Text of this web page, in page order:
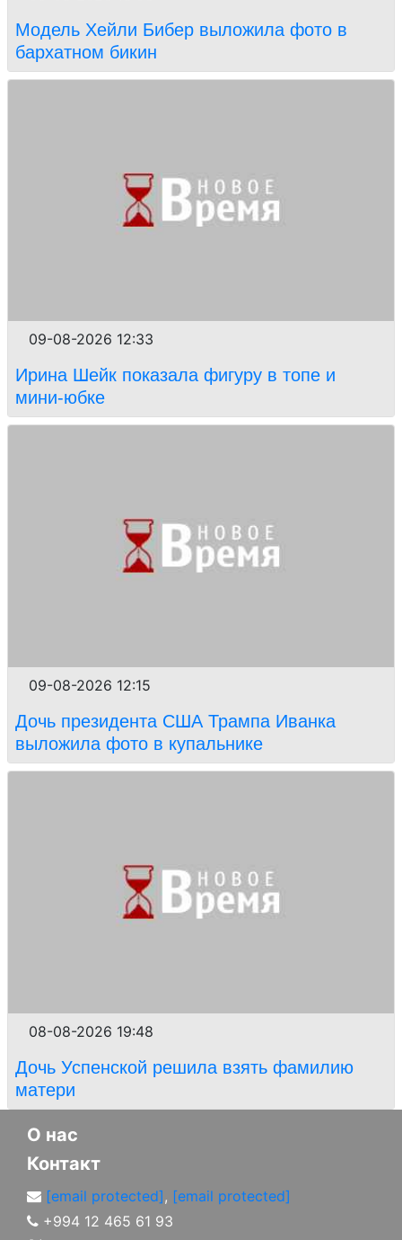
Модель Хейли Бибер выложила фото в
бархатном бикин
09-08-2026 12:33
Ирина Шейк показала фигуру в топе и
мини-юбке
09-08-2026 12:15
Дочь президента США Трампа Иванка
выложила фото в купальнике
08-08-2026 19:48
Дочь Успенской решила взять фамилию
матери
О нас
Контакт
[email protected], [email protected]
+994 12 465 61 93